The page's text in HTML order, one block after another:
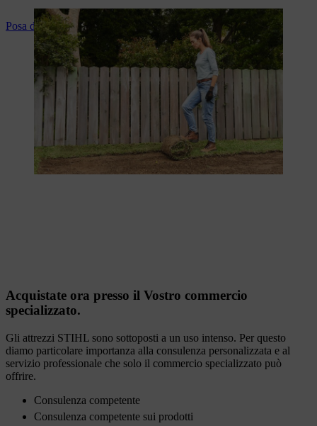
Posa del manto erboso (video tutorial)
Acquistate ora presso il Vostro commercio
specializzato.
Gli attrezzi STIHL sono sottoposti a un uso intenso. Per questo
diamo particolare importanza alla consulenza personalizzata e al
servizio professionale che solo il commercio specializzato può
offrire.
Consulenza competente
Consulenza competente sui prodotti